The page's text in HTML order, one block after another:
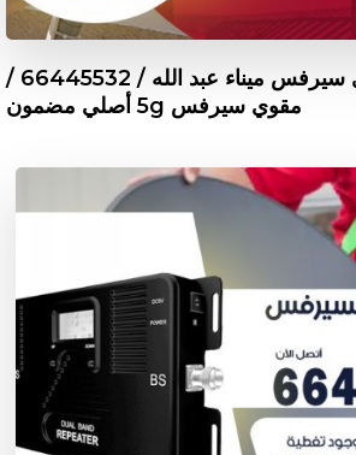
تركيب مقوي سيرفس ميناء عبد الله / 66445532 /
مقوي سيرفس 5g أصلي مضمون